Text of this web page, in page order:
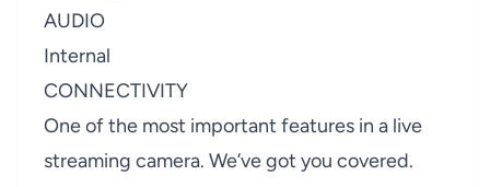
AUDIO
Internal
CONNECTIVITY
One of the most important features in a live
streaming camera. We’ve got you covered.